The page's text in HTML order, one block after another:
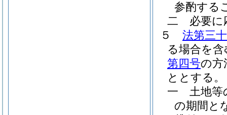
参酌する
二
必要
５
法第三
る場合を含
第四号の方
ととする。
一
土地等
の期間と